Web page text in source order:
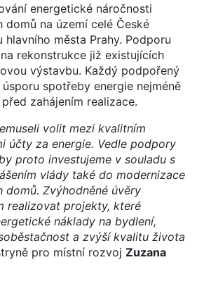
energetické náročnosti
na území celé České
města Prahy. Podporu
rekonstrukce již existujících
výstavbu. Každý podpořený
spotřeby energie nejméně
zahájením realizace.
volit mezi kvalitním
účty za energie. Vedle podpory
proto investujeme v souladu s
vlády také do modernizace
Zvýhodněné úvěry
realizovat projekty, které
náklady na bydlení,
a zvýší kvalitu života
pro místní rozvoj Zuzana